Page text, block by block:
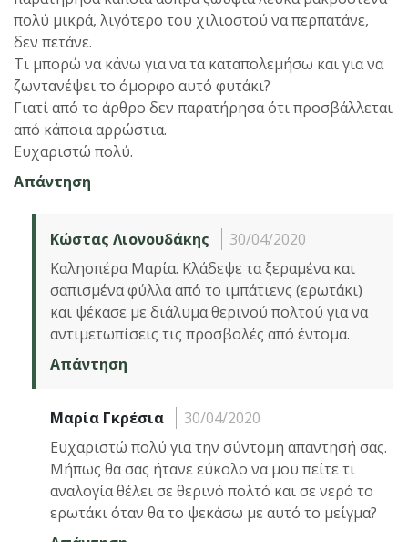
πολύ μικρά, λιγότερο του χιλιοστού να περπατάνε,
δεν πετάνε.
Τι μπορώ να κάνω για να τα καταπολεμήσω και για να
ζωντανέψει το όμορφο αυτό φυτάκι?
Γιατί από το άρθρο δεν παρατήρησα ότι προσβάλλεται
από κάποια αρρώστια.
Ευχαριστώ πολύ.
Απάντηση
Κώστας Λιονουδάκης
30/04/2020
Καλησπέρα Μαρία. Κλάδεψε τα ξεραμένα και
σαπισμένα φύλλα από το ιμπάτιενς (ερωτάκι)
και ψέκασε με διάλυμα θερινού πολτού για να
αντιμετωπίσεις τις προσβολές από έντομα.
Απάντηση
Μαρία Γκρέσια
30/04/2020
Ευχαριστώ πολύ για την σύντομη απαντησή σας.
Μήπως θα σας ήτανε εύκολο να μου πείτε τι
αναλογία θέλει σε θερινό πολτό και σε νερό το
ερωτάκι όταν θα το ψεκάσω με αυτό το μείγμα?